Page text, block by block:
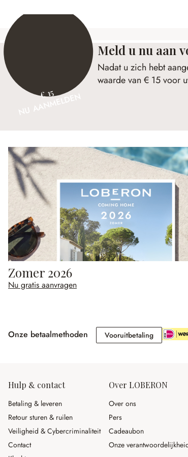
€ 15
NU AANMELDEN
Meld u nu aan
Nadat u zich hebt
waarde van € 15 voor
Zomer 2026
Nu gratis aanvragen
Onze betaalmethoden Vooruitbetaling
Hulp & contact
Betaling & leveren
Retour sturen & ruilen
Veiligheid & Cybercriminaliteit
Contact
Over LOBERON
Over ons
Pers
Cadeaubon
Onze